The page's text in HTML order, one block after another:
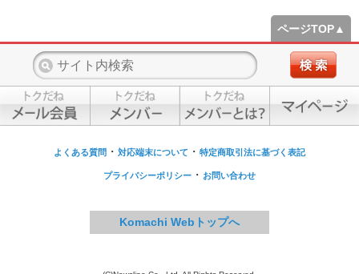
ページTOP▲
よくある質問 ・ 対応端末について ・ 特定商取引法に基づく表記
プライバシーポリシー ・ お問い合わせ
Komachi Webトップへ